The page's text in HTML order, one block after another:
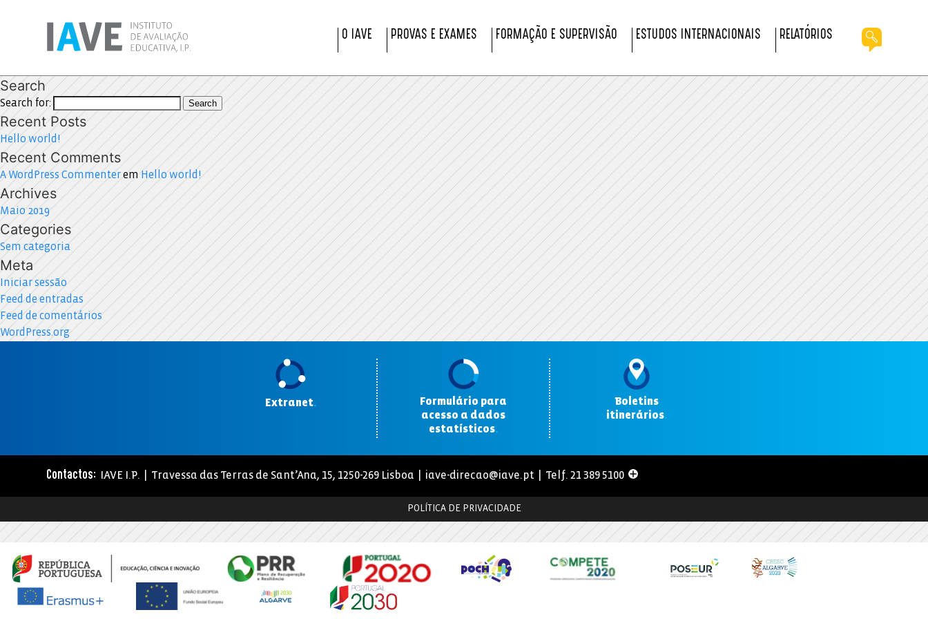
O IAVE PROVAS E EXAMES FORMAÇÃO E SUPERVISÃO ESTUDOS INTERNACIONAIS RELATÓRIOS
Search
Search for: Search
Recent Posts
Hello world!
Recent Comments
A WordPress Commenterem Hello world!
Archives
Maio 2019
Categories
Sem categoria
Meta
Iniciar sessão
Feed de entradas
Feed de comentários
WordPress.org
Extranet.
Formulário para
acesso a dados
estatísticos.
Boletins
itinerários.
Contactos: IAVE I.P. | Travessa das Terras de Sant’Ana, 15, 1250-269 Lisboa | iave-direcao@iave.pt | Telf. 21 389 5100
POLÍTICA DE PRIVACIDADE